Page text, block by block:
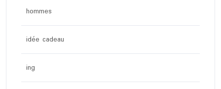
hommes
idée cadeau
ing